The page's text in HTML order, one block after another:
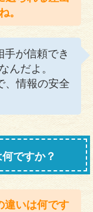
。
手が信頼でき
んだよ。
、情報の安全
ですか？
違いは何です